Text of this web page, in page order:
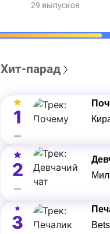
29 выпусков
Хит-парад
1
2
3